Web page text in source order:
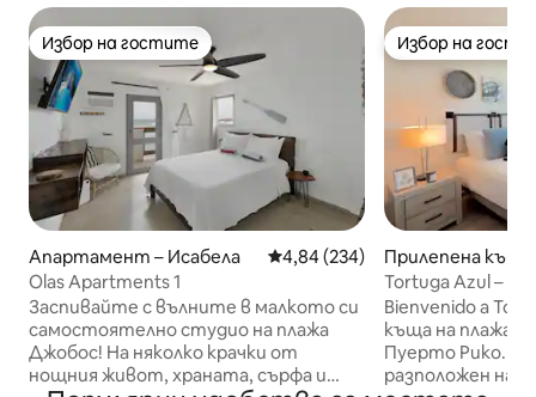
Избор на гостите
Избор на гостите
Апартамент – Исабела Средна оценка: 4,84 от 5,
4,84 (234)
Olas Apartments 1
Заспивайте с вълните в малкото си
самостоятелно студио на плажа
Джобос! На няколко крачки от
нощния живот, храната, сърфа и
Избор на
Избор на
Прилепена къща
а
Tortuga Azul –
с покрив
Bienvenido a
къща на плажа
Пуерто Рико.
разположен на